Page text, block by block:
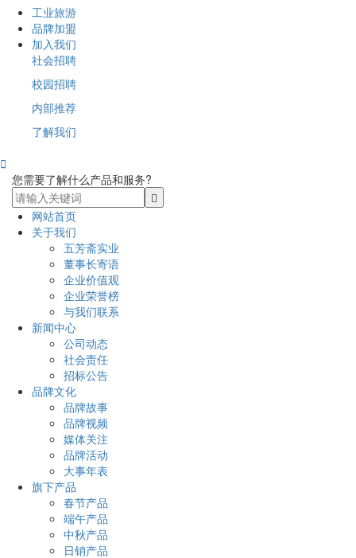
工业旅游
品牌加盟
加入我们
社会招聘
校园招聘
内部推荐
了解我们

您需要了解什么产品和服务?
网站首页
关于我们
五芳斋实业
董事长寄语
企业价值观
企业荣誉榜
与我们联系
新闻中心
公司动态
社会责任
招标公告
品牌文化
品牌故事
品牌视频
媒体关注
品牌活动
大事年表
旗下产品
春节产品
端午产品
中秋产品
日销产品